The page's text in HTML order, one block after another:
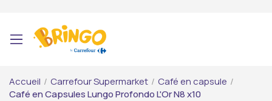
Accueil / Carrefour Supermarket / Café en capsule /
Café en Capsules Lungo Profondo L'Or N8 x10